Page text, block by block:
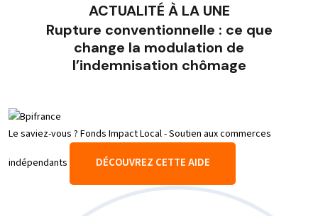
ACTUALITÉ À LA UNE
Rupture conventionnelle : ce que
change la modulation de
l’indemnisation chômage
Le saviez-vous ? Fonds Impact Local - Soutien aux commerces
indépendants DÉCOUVREZ CETTE AIDE